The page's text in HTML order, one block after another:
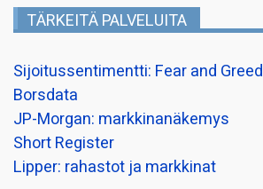
TÄRKEITÄ PALVELUITA
Sijoitussentimentti: Fear and Greed
Borsdata
JP-Morgan: markkinanäkemys
Short Register
Lipper: rahastot ja markkinat